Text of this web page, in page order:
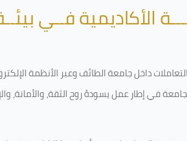
الأكاديمية فــي
داخل جامعة الطائف وعبر الأنظمة
في إطار عمل يسودهُ روح الثقة،